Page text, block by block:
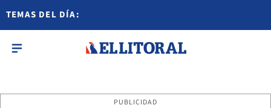
TEMAS DEL DÍA:
PUBLICIDAD